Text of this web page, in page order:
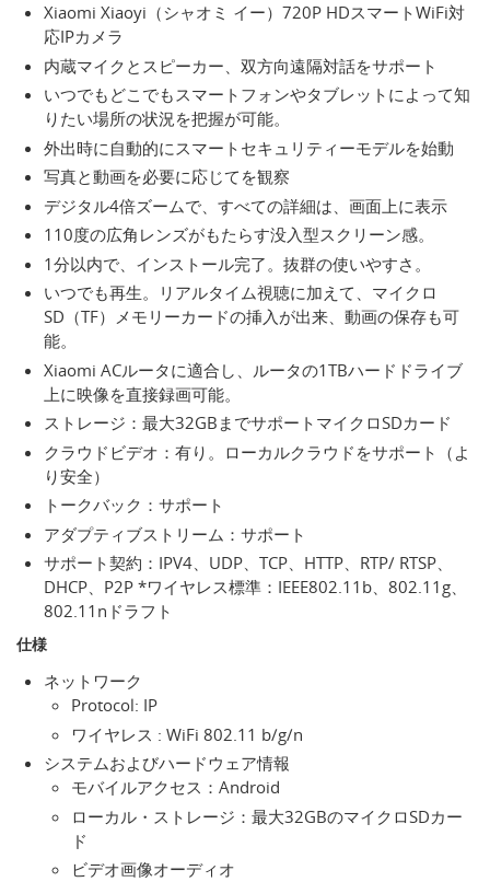
Xiaomi Xiaoyi（シャオミ イー）720P HDスマートWiFi対
応IPカメラ
内蔵マイクとスピーカー、双方向遠隔対話をサポート
いつでもどこでもスマートフォンやタブレットによって知
りたい場所の状況を把握が可能。
外出時に自動的にスマートセキュリティーモデルを始動
写真と動画を必要に応じてを観察
デジタル4倍ズームで、すべての詳細は、画面上に表示
110度の広角レンズがもたらす没入型スクリーン感。
1分以内で、インストール完了。抜群の使いやすさ。
いつでも再生。リアルタイム視聴に加えて、マイクロ
SD（TF）メモリーカードの挿入が出来、動画の保存も可
能。
Xiaomi ACルータに適合し、ルータの1TBハードドライブ
上に映像を直接録画可能。
ストレージ：最大32GBまでサポートマイクロSDカード
クラウドビデオ：有り。ローカルクラウドをサポート（よ
り安全）
トークバック：サポート
アダプティブストリーム：サポート
サポート契約：IPV4、UDP、TCP、HTTP、RTP/ RTSP、
DHCP、P2P *ワイヤレス標準：IEEE802.11b、802.11g、
802.11nドラフト
仕様
ネットワーク
Protocol: IP
ワイヤレス : WiFi 802.11 b/g/n
システムおよびハードウェア情報
モバイルアクセス：Android
ローカル・ストレージ：最大32GBのマイクロSDカー
ド
ビデオ画像オーディオ